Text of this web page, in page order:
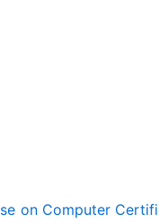
on Computer